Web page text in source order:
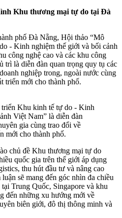
Khu thương mại tự do tại Đà
phố Đà Nẵng, Hội thảo “Mô
- Kinh nghiệm thế giới và bối cảnh
công nghệ cao và các khu công
là diễn đàn quan trọng quy tụ các
nghiệp trong, ngoài nước cùng
triển mới cho thành phố.
Khu kinh tế tự do - Kinh
Việt Nam” là diễn đàn
gia cùng trao đổi về
mới cho thành phố.
chủ đề Khu thương mại tự do
quốc gia trên thế giới áp dụng
thu hút đầu tư và nâng cao
sẽ mang đến góc nhìn đa chiều
Trung Quốc, Singapore và khu
đến những xu hướng mới về
biên giới, đô thị thông minh và